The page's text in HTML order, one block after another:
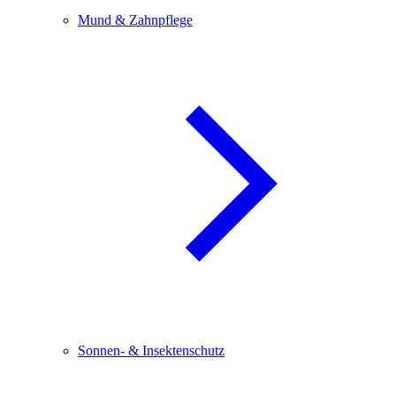
Mund & Zahnpflege
Sonnen- & Insektenschutz